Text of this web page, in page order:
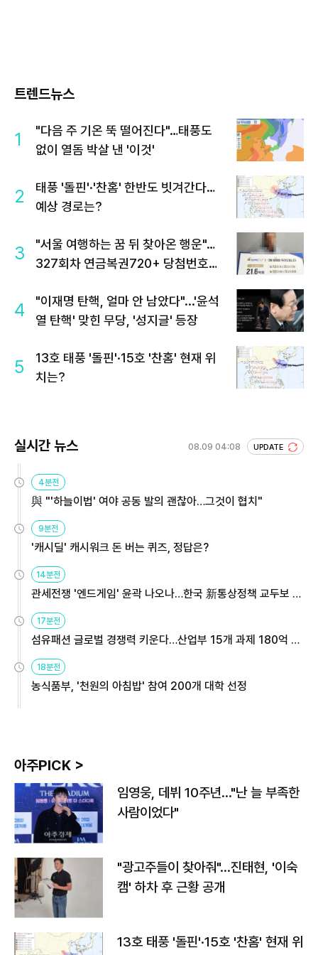
트렌드뉴스
1
"다음 주 기온 뚝 떨어진다"…태풍도
없이 열돔 박살 낸 '이것'
2
태풍 '돌핀'·'찬홈' 한반도 빗겨간다…
예상 경로는?
3
"서울 여행하는 꿈 뒤 찾아온 행운"…
327회차 연금복권720+ 당첨번호조
4
"이재명 탄핵, 얼마 안 남았다"...'윤석
열 탄핵' 맞힌 무당, '성지글' 등장
5
13호 태풍 '돌핀'·15호 '찬홈' 현재 위
치는?
실시간 뉴스 08.09 04:08 UPDATE
4분전
與 "'하늘이법' 여야 공동 발의 괜찮아…그것이 협치"
9분전
'캐시딜' 캐시워크 돈 버는 퀴즈, 정답은?
14분전
관세전쟁 '엔드게임' 윤곽 나오나…한국 新통상정책 교두보 활
17분전
섬유패션 글로벌 경쟁력 키운다…산업부 15개 과제 180억 지
18분전
농식품부, '천원의 아침밥' 참여 200개 대학 선정
아주PICK >
임영웅, 데뷔 10주년…"난 늘 부족한
사람이었다"
"광고주들이 찾아줘"…진태현, '이숙
캠' 하차 후 근황 공개
13호 태풍 '돌핀'·15호 '찬홈' 현재 위